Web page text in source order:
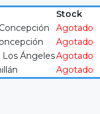
Stock
Agotado
Agotado
Los ÁngelesAgotado
Agotado